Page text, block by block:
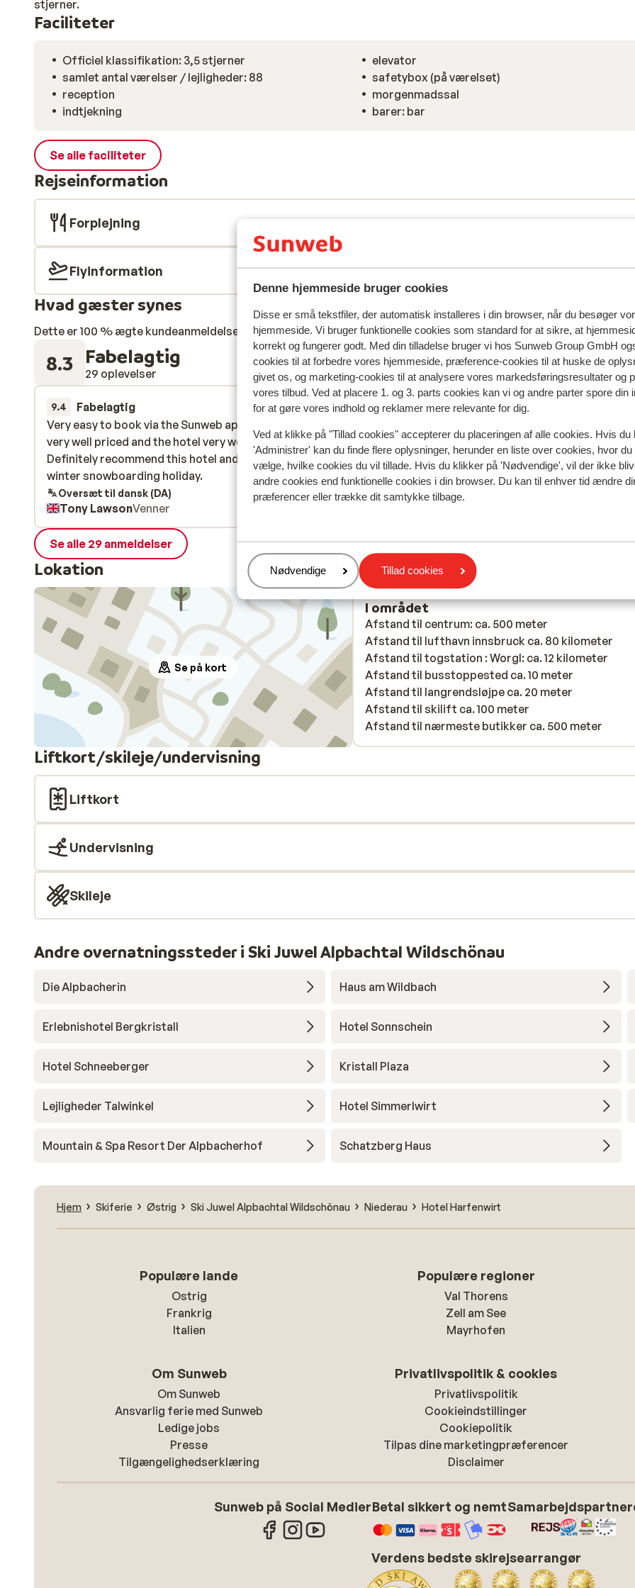
Denne hjemmeside bruger cookies
Disse er små tekstfiler, der automatisk installeres i din browser, når du besøger
hjemmeside. Vi bruger funktionelle cookies som standard for at sikre, at
korrekt og fungerer godt. Med din tilladelse bruger vi hos Sunweb Group GmbH
cookies til at forbedre vores hjemmeside, præference-cookies til at huske de
givet os, og marketing-cookies til at analysere vores markedsføringsresultater og
vores tilbud. Ved at placere 1. og 3. parts cookies kan vi og andre parter spore din
for at gøre vores indhold og reklamer mere relevante for dig.
Ved at klikke på "Tillad cookies" accepterer du placeringen af alle cookies. Hvis du
'Administrer' kan du finde flere oplysninger, herunder en liste over cookies, hvor
vælge, hvilke cookies du vil tillade. Hvis du klikker på 'Nødvendige', vil der ikke
andre cookies end funktionelle cookies i din browser. Du kan til enhver tid ændre
præferencer eller trække dit samtykke tilbage.
Administrer
Nødvendige Tillad cookies
stjerner.
Faciliteter
Officiel klassifikation: 3,5 stjerner
samlet antal værelser / lejligheder: 88
reception
indtjekning
elevator
safetybox (på værelset)
morgenmadssal
barer: bar
Se alle faciliteter
Rejseinformation
Forplejning
Flyinformation
Hvad gæster synes
Dette er 100 % ægte kundeanmeldelser, der ærligt afspejler deres oplevelser med vores produkt.Mere om
8.3 Fabelagtig
29 oplevelser Mest booket af
9.4 Fabelagtig
13. mar. 2026
Very easy to book via the Sunweb app. The holiday was
very well priced and the hotel very welcoming.
Definitely recommend this hotel and location for a
winter snowboarding holiday.
Very easy to book via the Sunweb app. The holiday was
very well priced and the hotel very welcoming.
Definitely recommend this hotel and location for a
winter snowboarding holiday.
Oversæt til dansk (DA)
Tony LawsonVenner
7.7 God
service personeel was ondermaats.
service personeel was ondermaats.
Oversæt til dansk (DA)
Se alle 29 anmeldelser
Lokation
Se på kort
I området
Afstand til centrum: ca. 500 meter
Afstand til lufthavn innsbruck ca. 80 kilometer
Afstand til togstation : Worgl: ca. 12 kilometer
Afstand til busstoppested ca. 10 meter
Afstand til langrendsløjpe ca. 20 meter
Afstand til skilift ca. 100 meter
Afstand til nærmeste butikker ca. 500 meter
Liftkort/skileje/undervisning
Liftkort
Undervisning
Skileje
Andre overnatningssteder i Ski Juwel Alpbachtal Wildschönau
Die Alpbacherin Haus am Wildbach
Erlebnishotel Bergkristall Hotel Sonnschein
Hotel Schneeberger Kristall Plaza
Lejligheder Talwinkel Hotel Simmerlwirt
Mountain & Spa Resort Der Alpbacherhof Schatzberg Haus
Hjem Skiferie Østrig Ski Juwel Alpbachtal Wildschönau Niederau Hotel Harfenwirt
Populære lande
Ostrig
Frankrig
Italien
Populære regioner
Val Thorens
Zell am See
Mayrhofen
Om Sunweb
Om Sunweb
Ansvarlig ferie med Sunweb
Ledige jobs
Presse
Tilgængelighedserklæring
Privatlivspolitik & cookies
Privatlivspolitik
Cookieindstillinger
Cookiepolitik
Tilpas dine marketingpræferencer
Disclaimer
Sunweb på Social MedierBetal sikkert og nemt
Verdens bedste skirejsearrangør